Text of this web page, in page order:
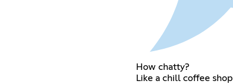
How chatty?
Like a chill coffee shop